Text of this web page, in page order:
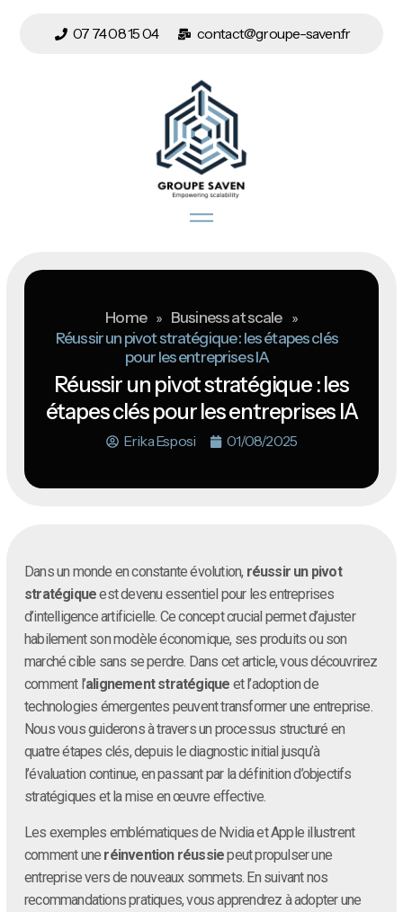
07 74 08 15 04 contact@groupe-saven.fr
Home » Business at scale »
Réussir un pivot stratégique : les étapes clés
pour les entreprises IA
Réussir un pivot stratégique : les
étapes clés pour les entreprises IA
Erika Esposi 01/08/2025
Dans un monde en constante évolution, réussir un pivot
stratégiqueest devenu essentiel pour les entreprises
d’intelligence artificielle. Ce concept crucial permet d’ajuster
habilement son modèle économique, ses produits ou son
marché cible sans se perdre. Dans cet article, vous découvrirez
comment l’alignement stratégique et l’adoption de
technologies émergentes peuvent transformer une entreprise.
Nous vous guiderons à travers un processus structuré en
quatre étapes clés, depuis le diagnostic initial jusqu’à
l’évaluation continue, en passant par la définition d’objectifs
stratégiques et la mise en œuvre effective.
Les exemples emblématiques de Nvidia et Apple illustrent
comment une réinvention réussiepeut propulser une
entreprise vers de nouveaux sommets. En suivant nos
recommandations pratiques, vous apprendrez à adopter une